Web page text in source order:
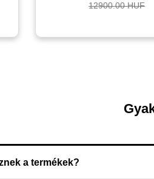
12900.00 HUF
a termékek?